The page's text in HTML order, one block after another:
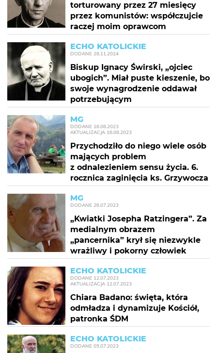
torturowany przez 27 miesięcy
przez komunistów: współczujcie
raczej moim oprawcom
ECHO KATOLICKIE
DODANE 28.11.2024
Biskup Ignacy Świrski, „ojciec
ubogich”. Miał puste kieszenie, bo
swoje wynagrodzenie oddawał
potrzebującym
MG
DODANE 16.08.2023
AKTUALIZACJA 16.08.2023
Przychodziło do niego wiele osób
mających problem
z odnalezieniem sensu życia. 6.
rocznica zaginięcia ks. Grzywocza
MG
DODANE 26.07.2023
„Kwiatki Josepha Ratzingera”. Za
medialnym obrazem
„pancernika” krył się niezwykle
wrażliwy i pokorny człowiek
ECHO KATOLICKIE
DODANE 12.07.2023
AKTUALIZACJA 12.07.2023
Chiara Badano: święta, która
odmładza i dynamizuje Kościół,
patronka ŚDM
ECHO KATOLICKIE
DODANE 05.07.2023